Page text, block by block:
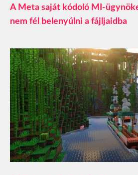
A Meta saját kódoló MI-
nem fél belenyúlni a fájljaidba